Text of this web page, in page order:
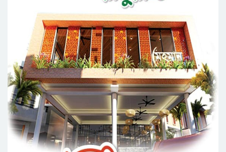
ট্যালেন্টপুলে বৃত্তি পেয়েছে সাফওয়ান জারিফ
র‌্যাবের হাতে ধরা পড়লেন নয়ন
দিরাইয়ে চার ফার্মেসিকে ৯০ হাজার টাকা জ রি মা না
পাহাড়ি ঢলে সুনামগঞ্জে বাড়ছে নদ-নদীর পানি